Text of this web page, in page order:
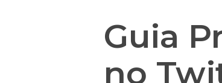
Guia
no